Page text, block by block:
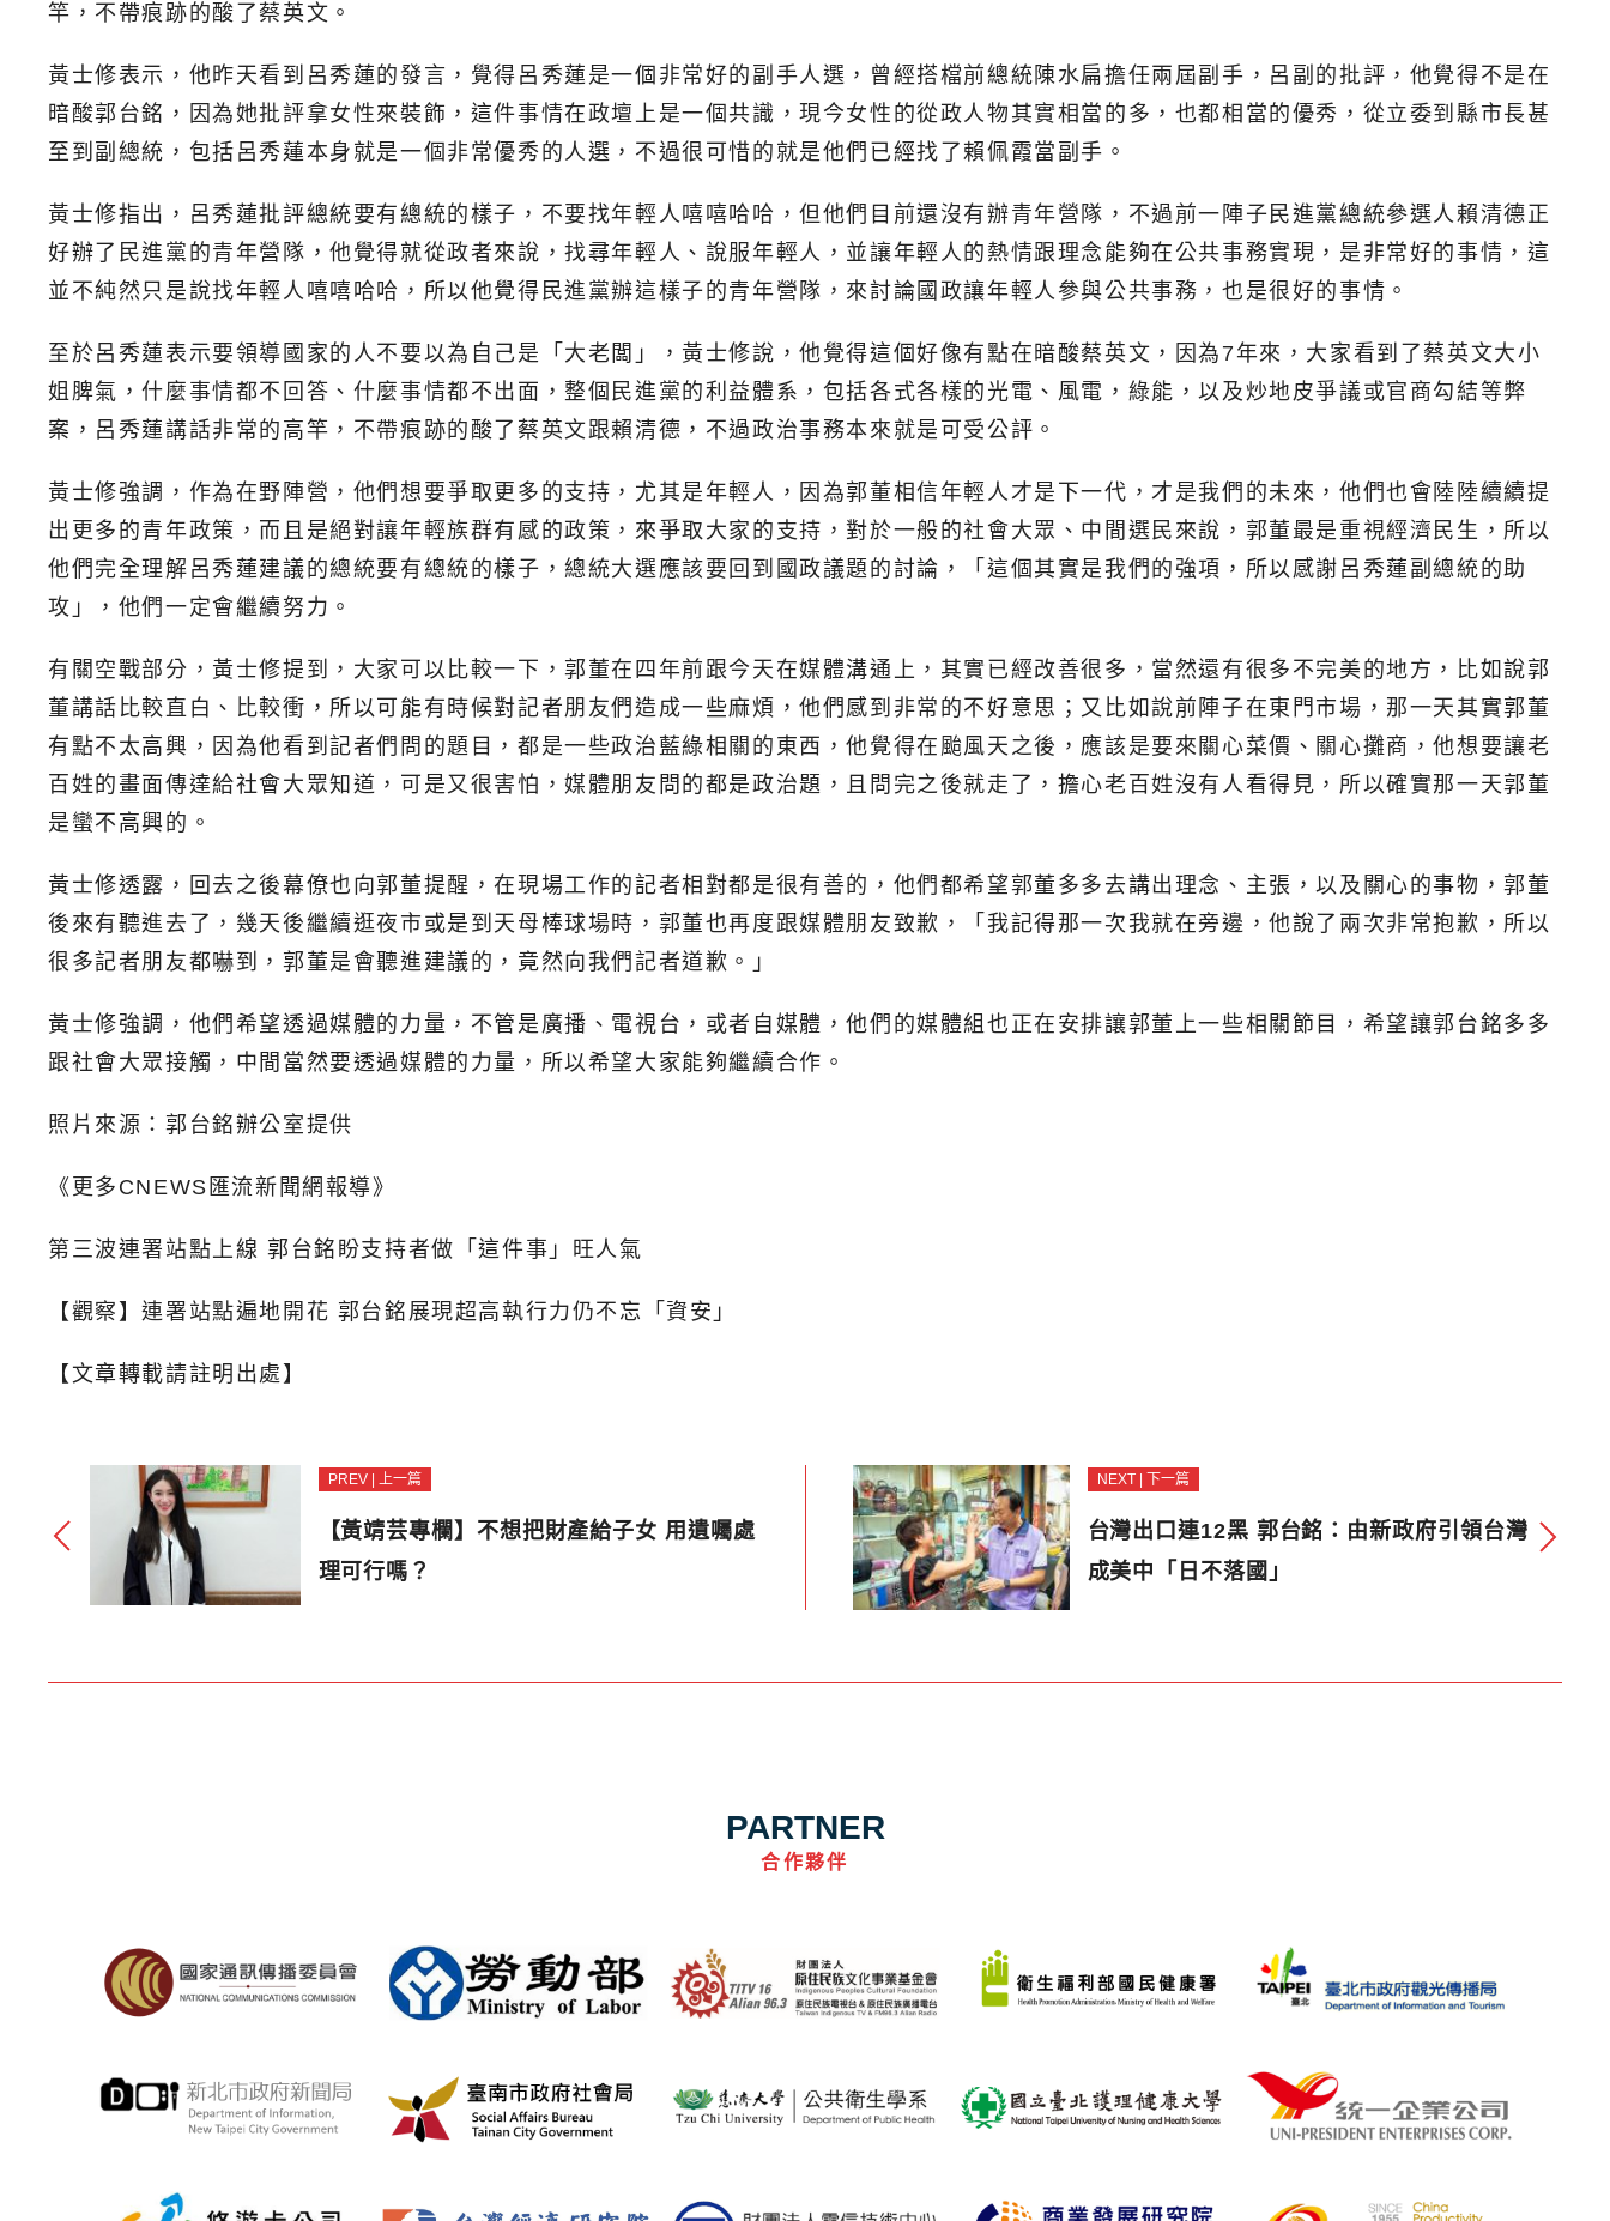
竿，不帶痕跡的酸了蔡英文。
黃士修表示，他昨天看到呂秀蓮的發言，覺得呂秀蓮是一個非常好的副手人選，曾經搭檔前總統陳水扁擔任兩屆副手，呂副的批評，他覺得不是在
暗酸郭台銘，因為她批評拿女性來裝飾，這件事情在政壇上是一個共識，現今女性的從政人物其實相當的多，也都相當的優秀，從立委到縣市長甚
至到副總統，包括呂秀蓮本身就是一個非常優秀的人選，不過很可惜的就是他們已經找了賴佩霞當副手。
黃士修指出，呂秀蓮批評總統要有總統的樣子，不要找年輕人嘻嘻哈哈，但他們目前還沒有辦青年營隊，不過前一陣子民進黨總統參選人賴清德正
好辦了民進黨的青年營隊，他覺得就從政者來說，找尋年輕人、說服年輕人，並讓年輕人的熱情跟理念能夠在公共事務實現，是非常好的事情，這
並不純然只是說找年輕人嘻嘻哈哈，所以他覺得民進黨辦這樣子的青年營隊，來討論國政讓年輕人參與公共事務，也是很好的事情。
至於呂秀蓮表示要領導國家的人不要以為自己是「大老闆」，黃士修說，他覺得這個好像有點在暗酸蔡英文，因為7年來，大家看到了蔡英文大小
姐脾氣，什麼事情都不回答、什麼事情都不出面，整個民進黨的利益體系，包括各式各樣的光電、風電，綠能，以及炒地皮爭議或官商勾結等弊
案，呂秀蓮講話非常的高竿，不帶痕跡的酸了蔡英文跟賴清德，不過政治事務本來就是可受公評。
黃士修強調，作為在野陣營，他們想要爭取更多的支持，尤其是年輕人，因為郭董相信年輕人才是下一代，才是我們的未來，他們也會陸陸續續提
出更多的青年政策，而且是絕對讓年輕族群有感的政策，來爭取大家的支持，對於一般的社會大眾、中間選民來說，郭董最是重視經濟民生，所以
他們完全理解呂秀蓮建議的總統要有總統的樣子，總統大選應該要回到國政議題的討論，「這個其實是我們的強項，所以感謝呂秀蓮副總統的助
攻」，他們一定會繼續努力。
有關空戰部分，黃士修提到，大家可以比較一下，郭董在四年前跟今天在媒體溝通上，其實已經改善很多，當然還有很多不完美的地方，比如說郭
董講話比較直白、比較衝，所以可能有時候對記者朋友們造成一些麻煩，他們感到非常的不好意思；又比如說前陣子在東門市場，那一天其實郭董
有點不太高興，因為他看到記者們問的題目，都是一些政治藍綠相關的東西，他覺得在颱風天之後，應該是要來關心菜價、關心攤商，他想要讓老
百姓的畫面傳達給社會大眾知道，可是又很害怕，媒體朋友問的都是政治題，且問完之後就走了，擔心老百姓沒有人看得見，所以確實那一天郭董
是蠻不高興的。
黃士修透露，回去之後幕僚也向郭董提醒，在現場工作的記者相對都是很有善的，他們都希望郭董多多去講出理念、主張，以及關心的事物，郭董
後來有聽進去了，幾天後繼續逛夜市或是到天母棒球場時，郭董也再度跟媒體朋友致歉，「我記得那一次我就在旁邊，他說了兩次非常抱歉，所以
很多記者朋友都嚇到，郭董是會聽進建議的，竟然向我們記者道歉。」
黃士修強調，他們希望透過媒體的力量，不管是廣播、電視台，或者自媒體，他們的媒體組也正在安排讓郭董上一些相關節目，希望讓郭台銘多多
跟社會大眾接觸，中間當然要透過媒體的力量，所以希望大家能夠繼續合作。
照片來源：郭台銘辦公室提供
《更多CNEWS匯流新聞網報導》
第三波連署站點上線 郭台銘盼支持者做「這件事」旺人氣
【觀察】連署站點遍地開花 郭台銘展現超高執行力仍不忘「資安」
【文章轉載請註明出處】
PREV | 上一篇
【黃靖芸專欄】不想把財產給子女 用遺囑處
理可行嗎？
NEXT | 下一篇
台灣出口連12黑 郭台銘：由新政府引領台灣
成美中「日不落國」
PARTNER
合作夥伴